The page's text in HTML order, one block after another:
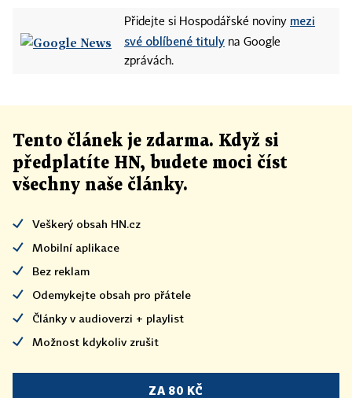
Přidejte si Hospodářské noviny mezi
své oblíbené tituly na Google
zprávách.
Tento článek je zdarma. Když si
předplatíte HN, budete moci číst
všechny naše články.
Veškerý obsah HN.cz
Mobilní aplikace
Bez reklam
Odemykejte obsah pro přátele
Články v audioverzi + playlist
Možnost kdykoliv zrušit
ZA 80 KČ